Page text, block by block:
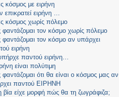
κόσμος με ειρήνη
επικρατεί ειρήνη …
κόσμος χωρίς πόλεμο
τον κόσμο χωρίς πόλεμο
τον κόσμο αν υπάρχει
ειρήνη
παντού ειρήνη…
είναι πολύτιμη
ότι θα είναι ο κόσμος μας αν
παντού ΕΙΡΗΝΗ
βία είχε μορφή πώς θα τη ζωγράφιζα;